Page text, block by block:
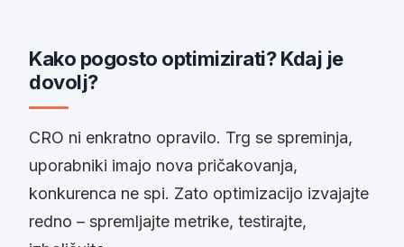
Kako pogosto optimizirati? Kdaj je
dovolj?
CRO ni enkratno opravilo. Trg se spreminja,
uporabniki imajo nova pričakovanja,
konkurenca ne spi. Zato optimizacijo izvajajte
redno – spremljajte metrike, testirajte,